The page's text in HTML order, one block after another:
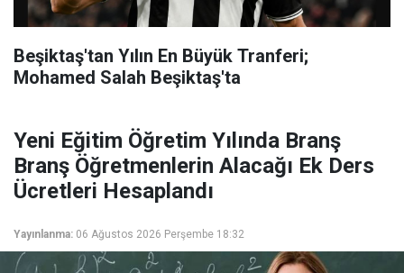
Beşiktaş'tan Yılın En Büyük Tranferi;
Mohamed Salah Beşiktaş'ta
Yeni Eğitim Öğretim Yılında Branş
Branş Öğretmenlerin Alacağı Ek Ders
Ücretleri Hesaplandı
Yayınlanma: 06 Ağustos 2026 Perşembe 18:32